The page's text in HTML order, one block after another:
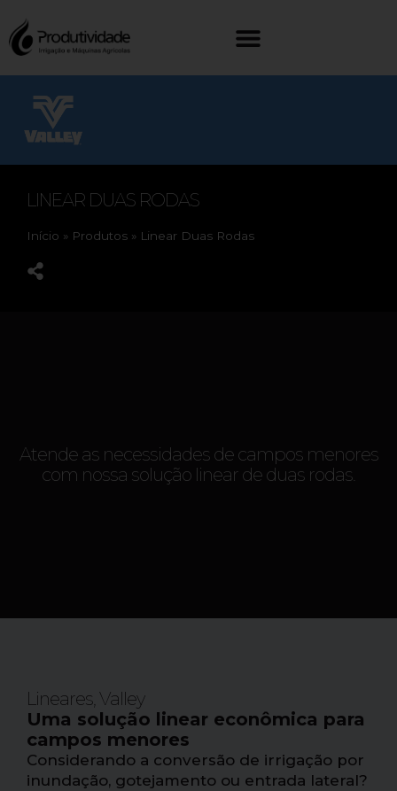
LINEAR DUAS RODAS
Início » Produtos » Linear Duas Rodas
Atende as necessidades de campos menores
com nossa solução linear de duas rodas.
Lineares, Valley
Uma solução linear econômica para
campos menores
Considerando a conversão de irrigação por
inundação, gotejamento ou entrada lateral?